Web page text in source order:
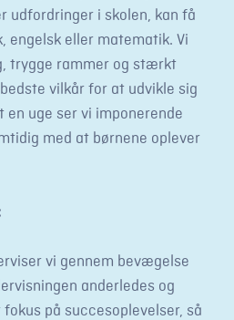
udfordringer i skolen, kan få
engelsk eller matematik. Vi
trygge rammer og stærkt
vilkår for at udvikle sig
en uge ser vi imponerende
med at børnene oplever
vi gennem bevægelse
anderledes og
på succesoplevelser, så